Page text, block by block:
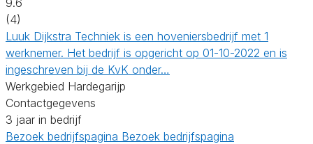
(4)
Luuk Dijkstra Techniek is een hoveniersbedrijf met 1
werknemer. Het bedrijf is opgericht op 01-10-2022 en is
ingeschreven bij de KvK onder…
Werkgebied Hardegarijp
Contactgegevens
3 jaar in bedrijf
Bezoek bedrijfspagina Bezoek bedrijfspagina